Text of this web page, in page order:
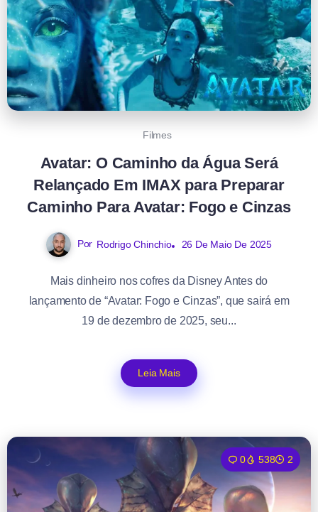
Filmes
Avatar: O Caminho da Água Será
Relançado Em IMAX para Preparar
Caminho Para Avatar: Fogo e Cinzas
Por Rodrigo Chinchio 26 De Maio De 2025
Mais dinheiro nos cofres da Disney Antes do
lançamento de “Avatar: Fogo e Cinzas”, que sairá em
19 de dezembro de 2025, seu...
Leia Mais
0 538 2